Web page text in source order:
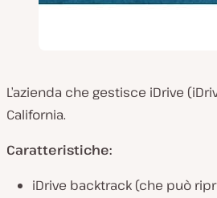
L’azienda che gestisce iDrive
California.
Caratteristiche:
iDrive backtrack (che può